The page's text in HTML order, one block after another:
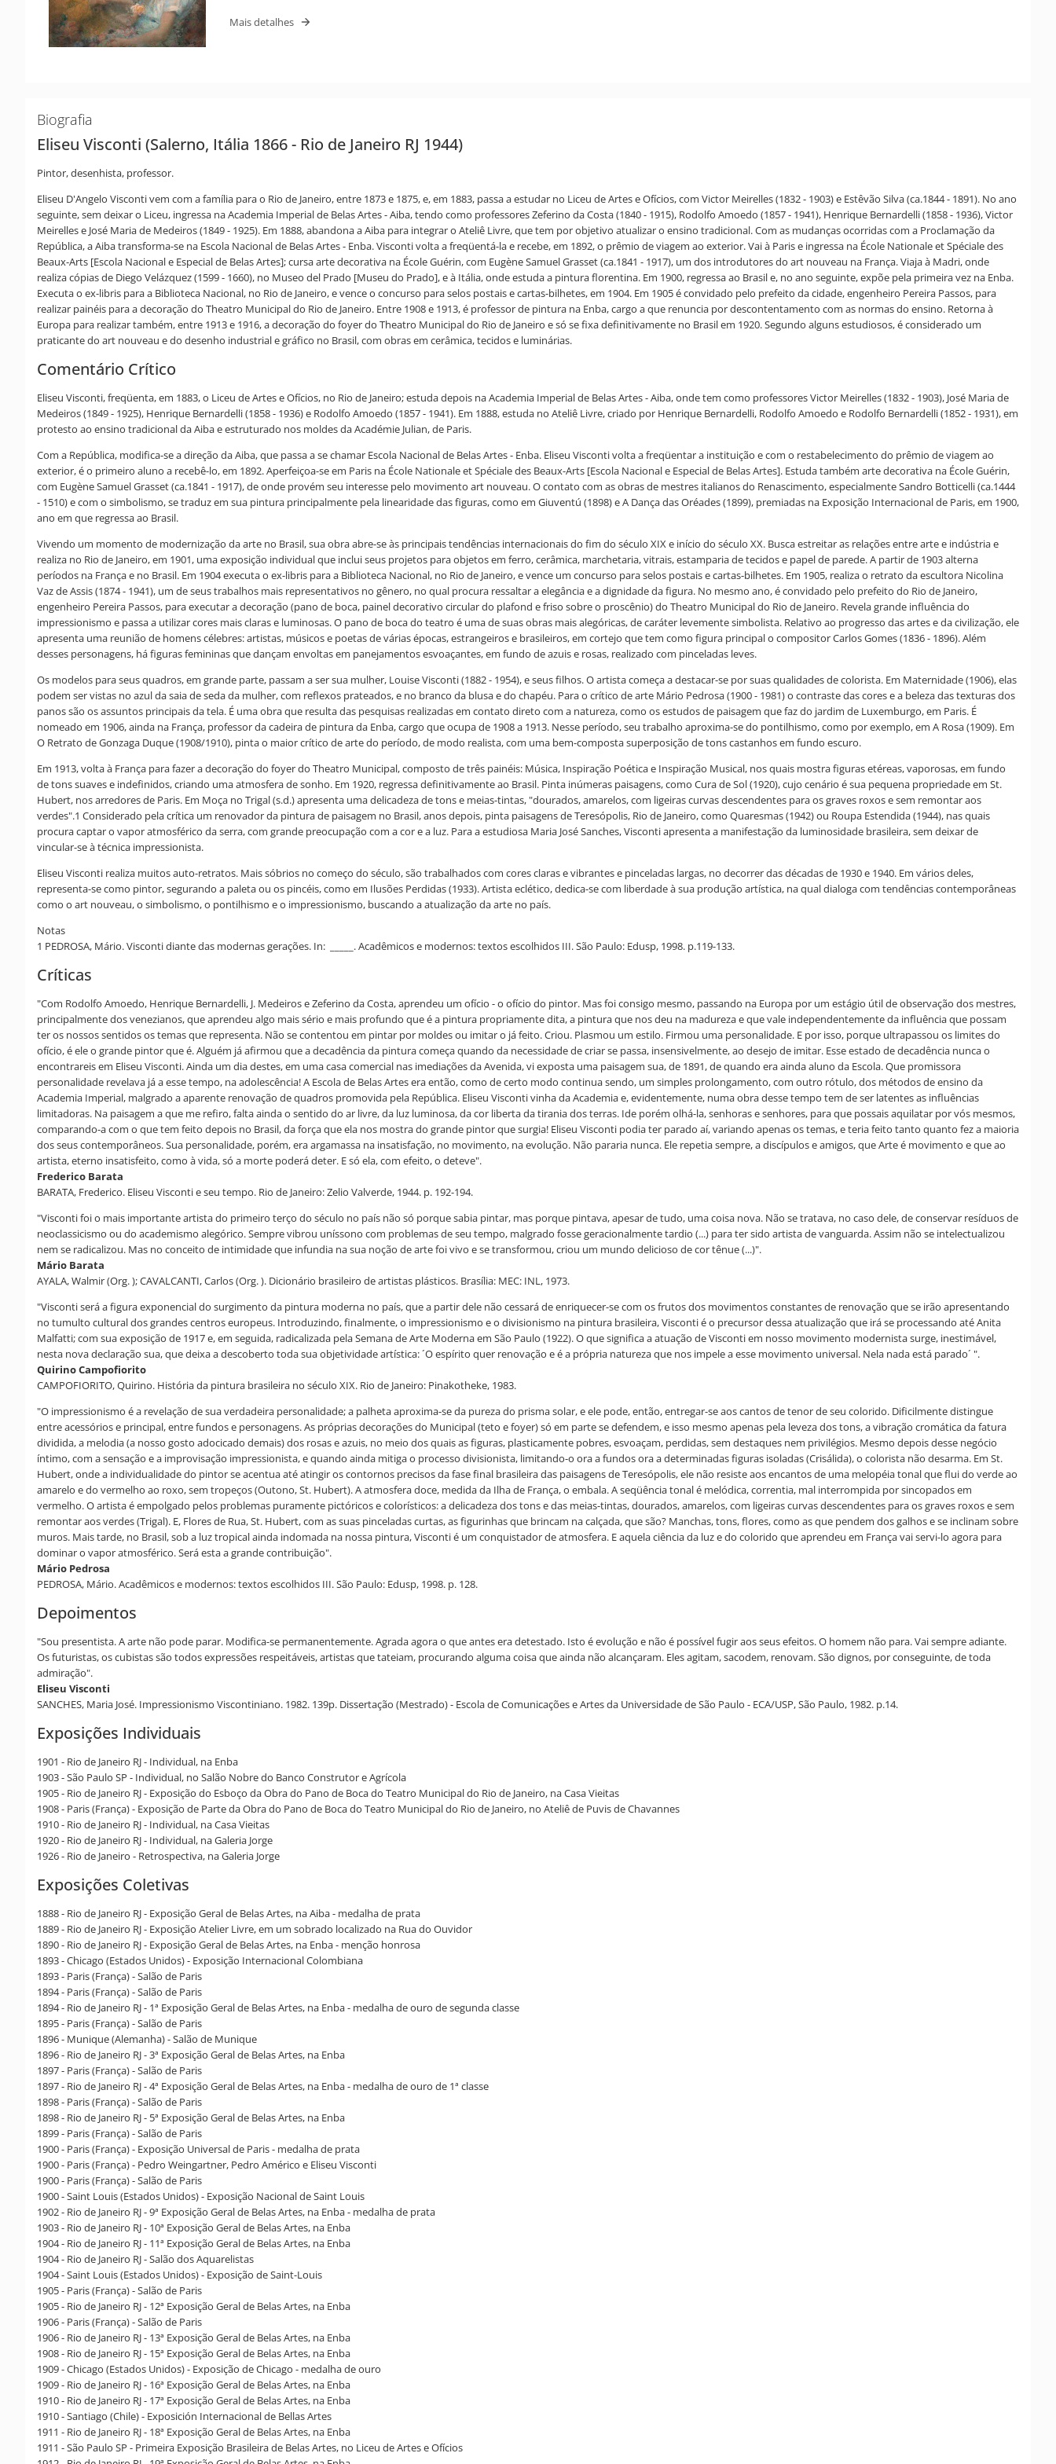
Mais detalhes
Biografia
Eliseu Visconti (Salerno, Itália 1866 - Rio de Janeiro RJ 1944)
Pintor, desenhista, professor.
Eliseu D'Angelo Visconti vem com a família para o Rio de Janeiro, entre 1873 e 1875, e, em 1883, passa a estudar no Liceu de Artes e Ofícios, com Victor Meirelles (1832 - 1903) e Estêvão Silva (ca.1844 - 1891). No ano
seguinte, sem deixar o Liceu, ingressa na Academia Imperial de Belas Artes - Aiba, tendo como professores Zeferino da Costa (1840 - 1915), Rodolfo Amoedo (1857 - 1941), Henrique Bernardelli (1858 - 1936), Victor
Meirelles e José Maria de Medeiros (1849 - 1925). Em 1888, abandona a Aiba para integrar o Ateliê Livre, que tem por objetivo atualizar o ensino tradicional. Com as mudanças ocorridas com a Proclamação da
República, a Aiba transforma-se na Escola Nacional de Belas Artes - Enba. Visconti volta a freqüentá-la e recebe, em 1892, o prêmio de viagem ao exterior. Vai à Paris e ingressa na École Nationale et Spéciale des
Beaux-Arts [Escola Nacional e Especial de Belas Artes]; cursa arte decorativa na École Guérin, com Eugène Samuel Grasset (ca.1841 - 1917), um dos introdutores do art nouveau na França. Viaja à Madri, onde
realiza cópias de Diego Velázquez (1599 - 1660), no Museo del Prado [Museu do Prado], e à Itália, onde estuda a pintura florentina. Em 1900, regressa ao Brasil e, no ano seguinte, expõe pela primeira vez na Enba.
Executa o ex-libris para a Biblioteca Nacional, no Rio de Janeiro, e vence o concurso para selos postais e cartas-bilhetes, em 1904. Em 1905 é convidado pelo prefeito da cidade, engenheiro Pereira Passos, para
realizar painéis para a decoração do Theatro Municipal do Rio de Janeiro. Entre 1908 e 1913, é professor de pintura na Enba, cargo a que renuncia por descontentamento com as normas do ensino. Retorna à
Europa para realizar também, entre 1913 e 1916, a decoração do foyer do Theatro Municipal do Rio de Janeiro e só se fixa definitivamente no Brasil em 1920. Segundo alguns estudiosos, é considerado um
praticante do art nouveau e do desenho industrial e gráfico no Brasil, com obras em cerâmica, tecidos e luminárias.
Comentário Crítico
Eliseu Visconti, freqüenta, em 1883, o Liceu de Artes e Ofícios, no Rio de Janeiro; estuda depois na Academia Imperial de Belas Artes - Aiba, onde tem como professores Victor Meirelles (1832 - 1903), José Maria de
Medeiros (1849 - 1925), Henrique Bernardelli (1858 - 1936) e Rodolfo Amoedo (1857 - 1941). Em 1888, estuda no Ateliê Livre, criado por Henrique Bernardelli, Rodolfo Amoedo e Rodolfo Bernardelli (1852 - 1931), em
protesto ao ensino tradicional da Aiba e estruturado nos moldes da Académie Julian, de Paris.
Com a República, modifica-se a direção da Aiba, que passa a se chamar Escola Nacional de Belas Artes - Enba. Eliseu Visconti volta a freqüentar a instituição e com o restabelecimento do prêmio de viagem ao
exterior, é o primeiro aluno a recebê-lo, em 1892. Aperfeiçoa-se em Paris na École Nationale et Spéciale des Beaux-Arts [Escola Nacional e Especial de Belas Artes]. Estuda também arte decorativa na École Guérin,
com Eugène Samuel Grasset (ca.1841 - 1917), de onde provém seu interesse pelo movimento art nouveau. O contato com as obras de mestres italianos do Renascimento, especialmente Sandro Botticelli (ca.1444
- 1510) e com o simbolismo, se traduz em sua pintura principalmente pela linearidade das figuras, como em Giuventú (1898) e A Dança das Oréades (1899), premiadas na Exposição Internacional de Paris, em 1900,
ano em que regressa ao Brasil.
Vivendo um momento de modernização da arte no Brasil, sua obra abre-se às principais tendências internacionais do fim do século XIX e início do século XX. Busca estreitar as relações entre arte e indústria e
realiza no Rio de Janeiro, em 1901, uma exposição individual que inclui seus projetos para objetos em ferro, cerâmica, marchetaria, vitrais, estamparia de tecidos e papel de parede. A partir de 1903 alterna
períodos na França e no Brasil. Em 1904 executa o ex-libris para a Biblioteca Nacional, no Rio de Janeiro, e vence um concurso para selos postais e cartas-bilhetes. Em 1905, realiza o retrato da escultora Nicolina
Vaz de Assis (1874 - 1941), um de seus trabalhos mais representativos no gênero, no qual procura ressaltar a elegância e a dignidade da figura. No mesmo ano, é convidado pelo prefeito do Rio de Janeiro,
engenheiro Pereira Passos, para executar a decoração (pano de boca, painel decorativo circular do plafond e friso sobre o proscênio) do Theatro Municipal do Rio de Janeiro. Revela grande influência do
impressionismo e passa a utilizar cores mais claras e luminosas. O pano de boca do teatro é uma de suas obras mais alegóricas, de caráter levemente simbolista. Relativo ao progresso das artes e da civilização, ele
apresenta uma reunião de homens célebres: artistas, músicos e poetas de várias épocas, estrangeiros e brasileiros, em cortejo que tem como figura principal o compositor Carlos Gomes (1836 - 1896). Além
desses personagens, há figuras femininas que dançam envoltas em panejamentos esvoaçantes, em fundo de azuis e rosas, realizado com pinceladas leves.
Os modelos para seus quadros, em grande parte, passam a ser sua mulher, Louise Visconti (1882 - 1954), e seus filhos. O artista começa a destacar-se por suas qualidades de colorista. Em Maternidade (1906), elas
podem ser vistas no azul da saia de seda da mulher, com reflexos prateados, e no branco da blusa e do chapéu. Para o crítico de arte Mário Pedrosa (1900 - 1981) o contraste das cores e a beleza das texturas dos
panos são os assuntos principais da tela. É uma obra que resulta das pesquisas realizadas em contato direto com a natureza, como os estudos de paisagem que faz do jardim de Luxemburgo, em Paris. É
nomeado em 1906, ainda na França, professor da cadeira de pintura da Enba, cargo que ocupa de 1908 a 1913. Nesse período, seu trabalho aproxima-se do pontilhismo, como por exemplo, em A Rosa (1909). Em
O Retrato de Gonzaga Duque (1908/1910), pinta o maior crítico de arte do período, de modo realista, com uma bem-composta superposição de tons castanhos em fundo escuro.
Em 1913, volta à França para fazer a decoração do foyer do Theatro Municipal, composto de três painéis: Música, Inspiração Poética e Inspiração Musical, nos quais mostra figuras etéreas, vaporosas, em fundo
de tons suaves e indefinidos, criando uma atmosfera de sonho. Em 1920, regressa definitivamente ao Brasil. Pinta inúmeras paisagens, como Cura de Sol (1920), cujo cenário é sua pequena propriedade em St.
Hubert, nos arredores de Paris. Em Moça no Trigal (s.d.) apresenta uma delicadeza de tons e meias-tintas, "dourados, amarelos, com ligeiras curvas descendentes para os graves roxos e sem remontar aos
verdes".1 Considerado pela crítica um renovador da pintura de paisagem no Brasil, anos depois, pinta paisagens de Teresópolis, Rio de Janeiro, como Quaresmas (1942) ou Roupa Estendida (1944), nas quais
procura captar o vapor atmosférico da serra, com grande preocupação com a cor e a luz. Para a estudiosa Maria José Sanches, Visconti apresenta a manifestação da luminosidade brasileira, sem deixar de
vincular-se à técnica impressionista.
Eliseu Visconti realiza muitos auto-retratos. Mais sóbrios no começo do século, são trabalhados com cores claras e vibrantes e pinceladas largas, no decorrer das décadas de 1930 e 1940. Em vários deles,
representa-se como pintor, segurando a paleta ou os pincéis, como em Ilusões Perdidas (1933). Artista eclético, dedica-se com liberdade à sua produção artística, na qual dialoga com tendências contemporâneas
como o art nouveau, o simbolismo, o pontilhismo e o impressionismo, buscando a atualização da arte no país.
Notas
1 PEDROSA, Mário. Visconti diante das modernas gerações. In: _____. Acadêmicos e modernos: textos escolhidos III. São Paulo: Edusp, 1998. p.119-133.
Críticas
"Com Rodolfo Amoedo, Henrique Bernardelli, J. Medeiros e Zeferino da Costa, aprendeu um ofício - o ofício do pintor. Mas foi consigo mesmo, passando na Europa por um estágio útil de observação dos mestres,
principalmente dos venezianos, que aprendeu algo mais sério e mais profundo que é a pintura propriamente dita, a pintura que nos deu na madureza e que vale independentemente da influência que possam
ter os nossos sentidos os temas que representa. Não se contentou em pintar por moldes ou imitar o já feito. Criou. Plasmou um estilo. Firmou uma personalidade. E por isso, porque ultrapassou os limites do
ofício, é ele o grande pintor que é. Alguém já afirmou que a decadência da pintura começa quando da necessidade de criar se passa, insensivelmente, ao desejo de imitar. Esse estado de decadência nunca o
encontrareis em Eliseu Visconti. Ainda um dia destes, em uma casa comercial nas imediações da Avenida, vi exposta uma paisagem sua, de 1891, de quando era ainda aluno da Escola. Que promissora
personalidade revelava já a esse tempo, na adolescência! A Escola de Belas Artes era então, como de certo modo continua sendo, um simples prolongamento, com outro rótulo, dos métodos de ensino da
Academia Imperial, malgrado a aparente renovação de quadros promovida pela República. Eliseu Visconti vinha da Academia e, evidentemente, numa obra desse tempo tem de ser latentes as influências
limitadoras. Na paisagem a que me refiro, falta ainda o sentido do ar livre, da luz luminosa, da cor liberta da tirania dos terras. Ide porém olhá-la, senhoras e senhores, para que possais aquilatar por vós mesmos,
comparando-a com o que tem feito depois no Brasil, da força que ela nos mostra do grande pintor que surgia! Eliseu Visconti podia ter parado aí, variando apenas os temas, e teria feito tanto quanto fez a maioria
dos seus contemporâneos. Sua personalidade, porém, era argamassa na insatisfação, no movimento, na evolução. Não pararia nunca. Ele repetia sempre, a discípulos e amigos, que Arte é movimento e que ao
artista, eterno insatisfeito, como à vida, só a morte poderá deter. E só ela, com efeito, o deteve".
Frederico Barata
BARATA, Frederico. Eliseu Visconti e seu tempo. Rio de Janeiro: Zelio Valverde, 1944. p. 192-194.
"Visconti foi o mais importante artista do primeiro terço do século no país não só porque sabia pintar, mas porque pintava, apesar de tudo, uma coisa nova. Não se tratava, no caso dele, de conservar resíduos de
neoclassicismo ou do academismo alegórico. Sempre vibrou uníssono com problemas de seu tempo, malgrado fosse geracionalmente tardio (...) para ter sido artista de vanguarda. Assim não se intelectualizou
nem se radicalizou. Mas no conceito de intimidade que infundia na sua noção de arte foi vivo e se transformou, criou um mundo delicioso de cor tênue (...)".
Mário Barata
AYALA, Walmir (Org. ); CAVALCANTI, Carlos (Org. ). Dicionário brasileiro de artistas plásticos. Brasília: MEC: INL, 1973.
"Visconti será a figura exponencial do surgimento da pintura moderna no país, que a partir dele não cessará de enriquecer-se com os frutos dos movimentos constantes de renovação que se irão apresentando
no tumulto cultural dos grandes centros europeus. Introduzindo, finalmente, o impressionismo e o divisionismo na pintura brasileira, Visconti é o precursor dessa atualização que irá se processando até Anita
Malfatti; com sua exposição de 1917 e, em seguida, radicalizada pela Semana de Arte Moderna em São Paulo (1922). O que significa a atuação de Visconti em nosso movimento modernista surge, inestimável,
nesta nova declaração sua, que deixa a descoberto toda sua objetividade artística: ´O espírito quer renovação e é a própria natureza que nos impele a esse movimento universal. Nela nada está parado´ ".
Quirino Campofiorito
CAMPOFIORITO, Quirino. História da pintura brasileira no século XIX. Rio de Janeiro: Pinakotheke, 1983.
"O impressionismo é a revelação de sua verdadeira personalidade; a palheta aproxima-se da pureza do prisma solar, e ele pode, então, entregar-se aos cantos de tenor de seu colorido. Dificilmente distingue
entre acessórios e principal, entre fundos e personagens. As próprias decorações do Municipal (teto e foyer) só em parte se defendem, e isso mesmo apenas pela leveza dos tons, a vibração cromática da fatura
dividida, a melodia (a nosso gosto adocicado demais) dos rosas e azuis, no meio dos quais as figuras, plasticamente pobres, esvoaçam, perdidas, sem destaques nem privilégios. Mesmo depois desse negócio
íntimo, com a sensação e a improvisação impressionista, e quando ainda mitiga o processo divisionista, limitando-o ora a fundos ora a determinadas figuras isoladas (Crisálida), o colorista não desarma. Em St.
Hubert, onde a individualidade do pintor se acentua até atingir os contornos precisos da fase final brasileira das paisagens de Teresópolis, ele não resiste aos encantos de uma melopéia tonal que flui do verde ao
amarelo e do vermelho ao roxo, sem tropeços (Outono, St. Hubert). A atmosfera doce, medida da Ilha de França, o embala. A seqüência tonal é melódica, correntia, mal interrompida por sincopados em
vermelho. O artista é empolgado pelos problemas puramente pictóricos e colorísticos: a delicadeza dos tons e das meias-tintas, dourados, amarelos, com ligeiras curvas descendentes para os graves roxos e sem
remontar aos verdes (Trigal). E, Flores de Rua, St. Hubert, com as suas pinceladas curtas, as figurinhas que brincam na calçada, que são? Manchas, tons, flores, como as que pendem dos galhos e se inclinam sobre
muros. Mais tarde, no Brasil, sob a luz tropical ainda indomada na nossa pintura, Visconti é um conquistador de atmosfera. E aquela ciência da luz e do colorido que aprendeu em França vai servi-lo agora para
dominar o vapor atmosférico. Será esta a grande contribuição".
Mário Pedrosa
PEDROSA, Mário. Acadêmicos e modernos: textos escolhidos III. São Paulo: Edusp, 1998. p. 128.
Depoimentos
"Sou presentista. A arte não pode parar. Modifica-se permanentemente. Agrada agora o que antes era detestado. Isto é evolução e não é possível fugir aos seus efeitos. O homem não para. Vai sempre adiante.
Os futuristas, os cubistas são todos expressões respeitáveis, artistas que tateiam, procurando alguma coisa que ainda não alcançaram. Eles agitam, sacodem, renovam. São dignos, por conseguinte, de toda
admiração".
Eliseu Visconti
SANCHES, Maria José. Impressionismo Viscontiniano. 1982. 139p. Dissertação (Mestrado) - Escola de Comunicações e Artes da Universidade de São Paulo - ECA/USP, São Paulo, 1982. p.14.
Exposições Individuais
1901 - Rio de Janeiro RJ - Individual, na Enba
1903 - São Paulo SP - Individual, no Salão Nobre do Banco Construtor e Agrícola
1905 - Rio de Janeiro RJ - Exposição do Esboço da Obra do Pano de Boca do Teatro Municipal do Rio de Janeiro, na Casa Vieitas
1908 - Paris (França) - Exposição de Parte da Obra do Pano de Boca do Teatro Municipal do Rio de Janeiro, no Ateliê de Puvis de Chavannes
1910 - Rio de Janeiro RJ - Individual, na Casa Vieitas
1920 - Rio de Janeiro RJ - Individual, na Galeria Jorge
1926 - Rio de Janeiro - Retrospectiva, na Galeria Jorge
Exposições Coletivas
1888 - Rio de Janeiro RJ - Exposição Geral de Belas Artes, na Aiba - medalha de prata
1889 - Rio de Janeiro RJ - Exposição Atelier Livre, em um sobrado localizado na Rua do Ouvidor
1890 - Rio de Janeiro RJ - Exposição Geral de Belas Artes, na Enba - menção honrosa
1893 - Chicago (Estados Unidos) - Exposição Internacional Colombiana
1893 - Paris (França) - Salão de Paris
1894 - Paris (França) - Salão de Paris
1894 - Rio de Janeiro RJ - 1ª Exposição Geral de Belas Artes, na Enba - medalha de ouro de segunda classe
1895 - Paris (França) - Salão de Paris
1896 - Munique (Alemanha) - Salão de Munique
1896 - Rio de Janeiro RJ - 3ª Exposição Geral de Belas Artes, na Enba
1897 - Paris (França) - Salão de Paris
1897 - Rio de Janeiro RJ - 4ª Exposição Geral de Belas Artes, na Enba - medalha de ouro de 1ª classe
1898 - Paris (França) - Salão de Paris
1898 - Rio de Janeiro RJ - 5ª Exposição Geral de Belas Artes, na Enba
1899 - Paris (França) - Salão de Paris
1900 - Paris (França) - Exposição Universal de Paris - medalha de prata
1900 - Paris (França) - Pedro Weingartner, Pedro Américo e Eliseu Visconti
1900 - Paris (França) - Salão de Paris
1900 - Saint Louis (Estados Unidos) - Exposição Nacional de Saint Louis
1902 - Rio de Janeiro RJ - 9ª Exposição Geral de Belas Artes, na Enba - medalha de prata
1903 - Rio de Janeiro RJ - 10ª Exposição Geral de Belas Artes, na Enba
1904 - Rio de Janeiro RJ - 11ª Exposição Geral de Belas Artes, na Enba
1904 - Rio de Janeiro RJ - Salão dos Aquarelistas
1904 - Saint Louis (Estados Unidos) - Exposição de Saint-Louis
1905 - Paris (França) - Salão de Paris
1905 - Rio de Janeiro RJ - 12ª Exposição Geral de Belas Artes, na Enba
1906 - Paris (França) - Salão de Paris
1906 - Rio de Janeiro RJ - 13ª Exposição Geral de Belas Artes, na Enba
1908 - Rio de Janeiro RJ - 15ª Exposição Geral de Belas Artes, na Enba
1909 - Chicago (Estados Unidos) - Exposição de Chicago - medalha de ouro
1909 - Rio de Janeiro RJ - 16ª Exposição Geral de Belas Artes, na Enba
1910 - Rio de Janeiro RJ - 17ª Exposição Geral de Belas Artes, na Enba
1910 - Santiago (Chile) - Exposición Internacional de Bellas Artes
1911 - Rio de Janeiro RJ - 18ª Exposição Geral de Belas Artes, na Enba
1911 - São Paulo SP - Primeira Exposição Brasileira de Belas Artes, no Liceu de Artes e Ofícios